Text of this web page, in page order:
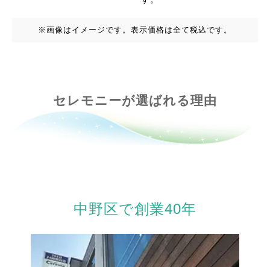
※画像はイメージです。表示価格は全て税込です。
セレモニーが選ばれる理由
中野区で創業40年